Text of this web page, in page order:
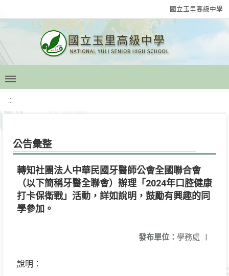
國立玉里高級中學
:::
公告彙整
轉知社團法人中華民國牙醫師公會全國聯合會
（以下簡稱牙醫全聯會）辦理「2024年口腔健康
打卡保衛戰」活動，詳如說明，鼓勵有興趣的同
學參加。
發布單位： 學務處 |
說明：